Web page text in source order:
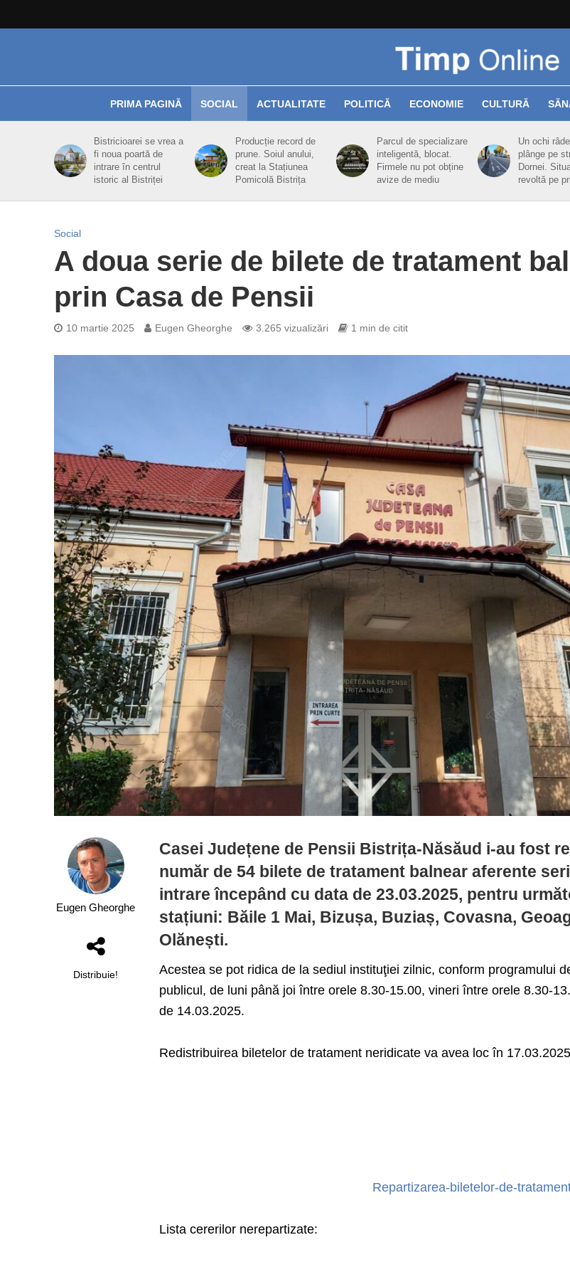
PRIMA PAGINĂ SOCIAL ACTUALITATE POLITICĂ ECONOMIE CULTURĂ
Bistricioarei se vrea a
fi noua poartă de
intrare în centrul
istoric al Bistriței
Producție record de
prune. Soiul anului,
creat la Stațiunea
Pomicolă Bistrița
Parcul de specializare
inteligentă, blocat.
Firmele nu pot obține
avize de mediu
Un ochi
plânge pe
Dornei.
revoltă pe
Social
A doua serie de bilete de tratament
prin Casa de Pensii
10 martie 2025 Eugen Gheorghe 3.265 vizualizări 1 min de citit
Eugen Gheorghe
Distribuie!
Casei Județene de Pensii Bistrița-Năsăud i-au fost
număr de 54 bilete de tratament balnear aferente
intrare începând cu data de 23.03.2025, pentru
stațiuni: Băile 1 Mai, Bizușa, Buziaș, Covasna,
Olănești.
Acestea se pot ridica de la sediul instituţiei zilnic, conform programului
publicul, de luni până joi între orele 8.30-15.00, vineri între orele 8.30-
de 14.03.2025.
Redistribuirea biletelor de tratament neridicate va avea loc în
Repartizarea-biletelor-de-
Lista cererilor nerepartizate: